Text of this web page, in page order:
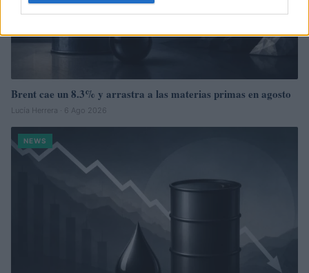
Brent cae un 8.3% y arrastra a las materias primas en agosto
Lucía Herrera · 6 Ago 2026
NEWS